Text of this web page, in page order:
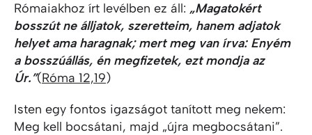
Rómaiakhoz írt levélben ez áll: „Magatokért
bosszút ne álljatok, szeretteim, hanem adjatok
helyet ama haragnak; mert meg van írva: Enyém
a bosszúállás, én megfizetek, ezt mondja az
Úr.”(Róma 12,19)
Isten egy fontos igazságot tanított meg nekem:
Meg kell bocsátani, majd „újra megbocsátani”.